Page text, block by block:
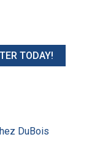
TODAY!
DuBois